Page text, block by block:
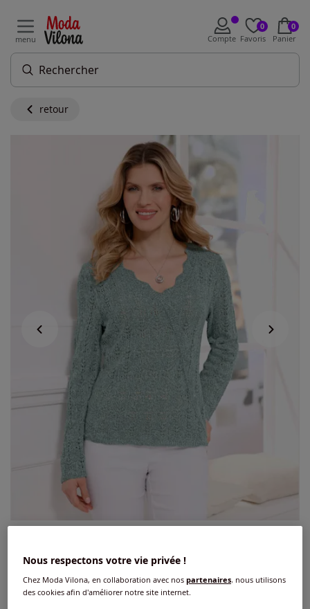
menu Compte
0
Favoris
0
Panier
retour
Pull ajouré effet cache-cœur
Réf : 261.845.005 5/5-
Nous respectons votre vie privée !
Chez Moda Vilona, en collaboration avec nospartenaires, nous utilisons
des cookies afin d'améliorer notre site internet.